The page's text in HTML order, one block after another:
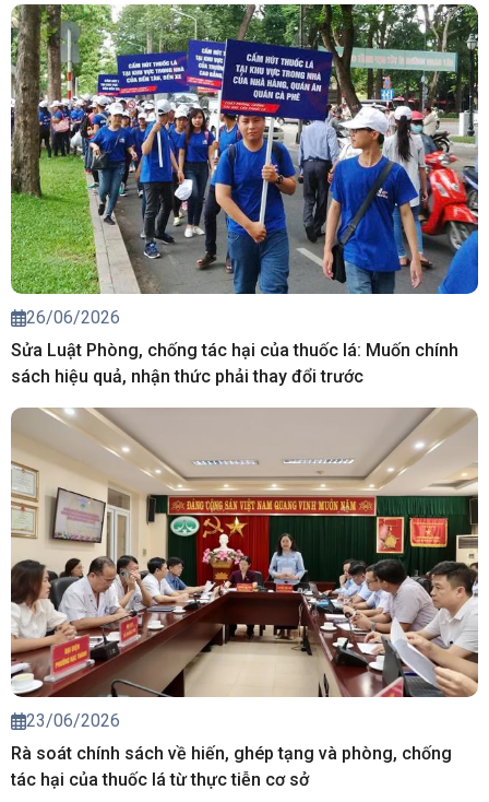
26/06/2026
Sửa Luật Phòng, chống tác hại của thuốc lá: Muốn chính
sách hiệu quả, nhận thức phải thay đổi trước
23/06/2026
Rà soát chính sách về hiến, ghép tạng và phòng, chống
tác hại của thuốc lá từ thực tiễn cơ sở